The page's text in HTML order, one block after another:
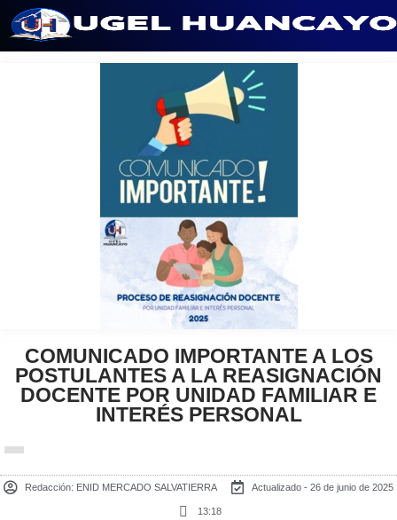
COMUNICADO IMPORTANTE A LOS
POSTULANTES A LA REASIGNACIÓN
DOCENTE POR UNIDAD FAMILIAR E
INTERÉS PERSONAL
Redacción: ENID MERCADO SALVATIERRA Actualizado - 26 de junio de 2025
13:18